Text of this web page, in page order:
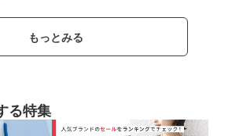
もっとみる
る特集